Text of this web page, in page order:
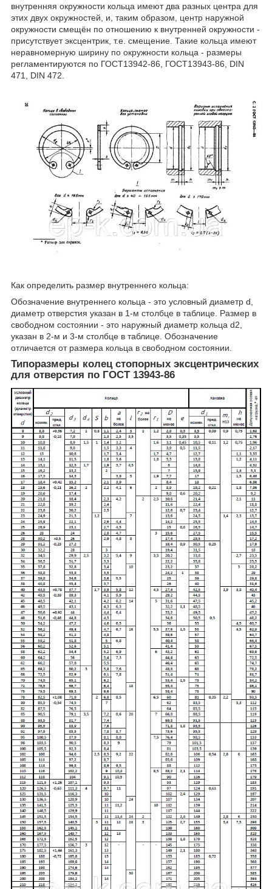
внутренняя окружности кольца имеют два разных центра для
этих двух окружностей, и, таким образом, центр наружной
окружности смещён по отношению к внутренней окружности -
присутствует эксцентрик, т.е. смещение. Такие кольца имеют
неравномерную ширину по окружности кольца - размеры
регламентируются по ГОСТ13942-86, ГОСТ13943-86, DIN
471, DIN 472.
Как определить размер внутреннего кольца:
Обозначение внутреннего кольца - это условный диаметр d,
диаметр отверстия указан в 1-м столбце в таблице. Размер в
свободном состоянии - это наружный диаметр кольца d2,
указан в 2-м и 3-м столбце в таблице. Обозначение
отличается от размера кольца в свободном состоянии.
Типоразмеры колец стопорных эксцентрических
для отверстия по ГОСТ 13943-86